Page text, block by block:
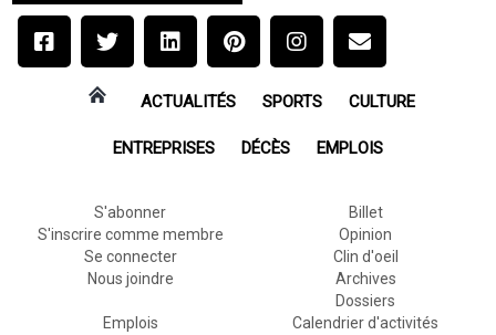
ACTUALITÉS SPORTS CULTURE
ENTREPRISES DÉCÈS EMPLOIS
S'abonner
S'inscrire comme membre
Se connecter
Nous joindre
Billet
Opinion
Clin d'oeil
Archives
Dossiers
Emplois
Calendrier d'activités